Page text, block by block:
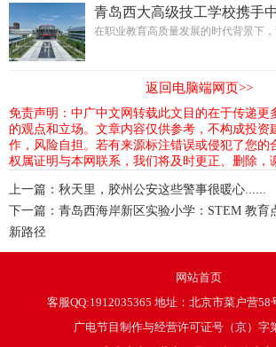
青岛西大高级技工学校携手
民航领域专业技能人才
在职业教育高质量发展的时代背景下
返回电脑端网页>>
免责声明：中广中文网转载此文目的在于传递更
的观点和立场。文章内容仅供参考，不构成投资
作，风险自担。若有来源标注错误或侵犯了您的
权属证明与本网联系，我们将及时更正、删除，
上一篇： 秋天里，胶州公安这些警事很暖心......
下一篇： 青岛西海岸新区实验小学：STEM 教育
新路径
网站首页
客服QQ:1912035365 地址：北京市菜户营58
广电节目制作与经营许可证号（京）字